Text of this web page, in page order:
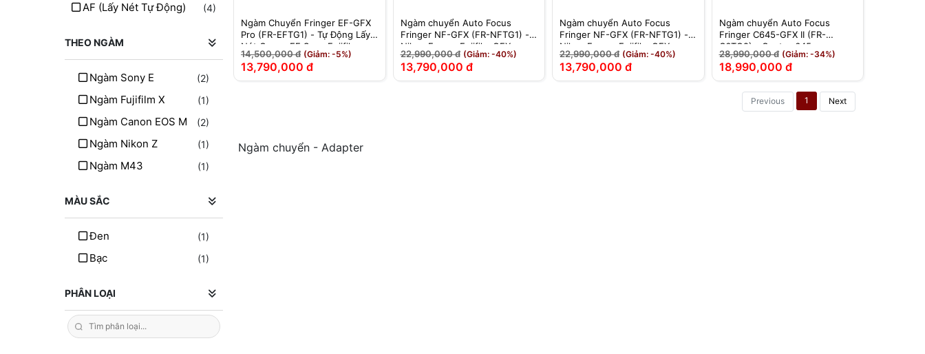
AF (lấy Nét Tự Động) (4)
THEO NGÀM
Ngàm Sony E (2)
Ngàm Fujifilm X (1)
Ngàm Canon EOS M (2)
Ngàm Nikon Z (1)
Ngàm M43 (1)
MÀU SẮC
Đen (1)
Bạc (1)
PHÂN LOẠI
Ngàm Chuyển Fringer EF-GFX
Pro (FR-EFTG1) - Tự Động Lấy
Nét Canon EF Sang Fujifilm
GFX Medium Format
14,500,000 đ (Giảm: -5%)
13,790,000 đ
Ngàm chuyển Auto Focus
Fringer NF-GFX (FR-NFTG1) -
Nikon F sang Fujifilm GFX -
Chính Hãng
22,990,000 đ (Giảm: -40%)
13,790,000 đ
Ngàm chuyển Auto Focus
Fringer NF-GFX (FR-NFTG1) -
Nikon F sang Fujifilm GFX -
Chính Hãng
22,990,000 đ (Giảm: -40%)
13,790,000 đ
Ngàm chuyển Auto Focus
Fringer C645-GFX II (FR-
C6TG2) - Contax 645 sang
Fujifilm GFX - Chính Hãng
28,990,000 đ (Giảm: -34%)
18,990,000 đ
Previous 1 Next
Ngàm chuyển - Adapter